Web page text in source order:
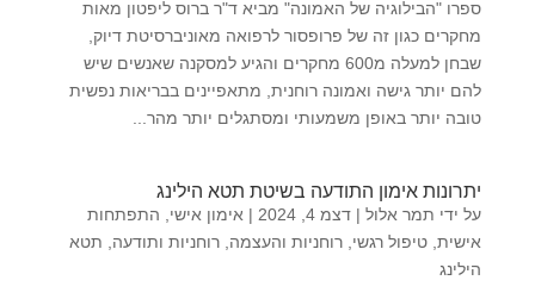
ספרו "הבילוגיה של האמונה" מביא ד"ר ברוס ליפטון מאות
מחקרים כגון זה של פרופסור לרפואה מאוניברסיטת דיוק,
שבחן למעלה מ600 מחקרים והגיע למסקנה שאנשים שיש
להם יותר גישה ואמונה רוחנית, מתאפיינים בבריאות נפשית
טובה יותר באופן משמעותי ומסתגלים יותר מהר...
יתרונות אימון התודעה בשיטת תטא הילינג
על ידי תמר אלול| דצמ 4, 2024 | אימון אישי
התפתחות
אישית, טיפול רגשי רוחניות והעצמה רוחניות ותודעה
תטא
הילינג